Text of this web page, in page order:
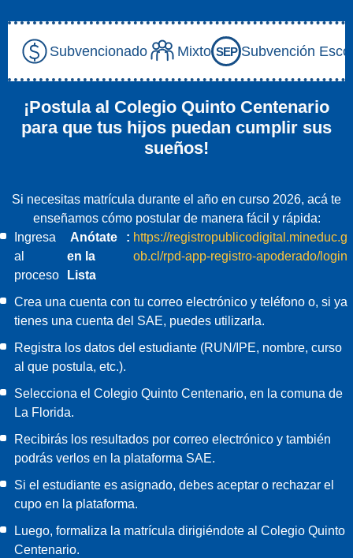
Subvencionado Mixto SEP Subvención
¡Postula al Colegio Quinto Centenario
para que tus hijos puedan cumplir sus
sueños!
Si necesitas matrícula durante el año en curso 2026, acá te
enseñamos cómo postular de manera fácil y rápida:
Ingresa
al
proceso
Anótate
en la
Lista
: https://registropublicodigital.mineduc.g
ob.cl/rpd-app-registro-apoderado/login
Crea una cuenta con tu correo electrónico y teléfono o, si ya
tienes una cuenta del SAE, puedes utilizarla.
Registra los datos del estudiante (RUN/IPE, nombre, curso
al que postula, etc.).
Selecciona el Colegio Quinto Centenario, en la comuna de
La Florida.
Recibirás los resultados por correo electrónico y también
podrás verlos en la plataforma SAE.
Si el estudiante es asignado, debes aceptar o rechazar el
cupo en la plataforma.
Luego, formaliza la matrícula dirigiéndote al Colegio Quinto
Centenario.